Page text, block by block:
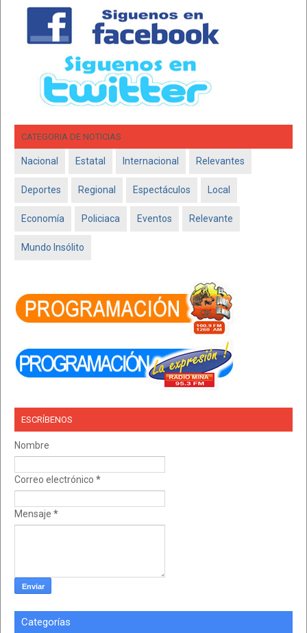
CATEGORIA DE NOTICIAS
Nacional Estatal Internacional Relevantes
Deportes Regional Espectáculos Local
Economía Policiaca Eventos Relevante
Mundo Insólito
ESCRÍBENOS
Nombre
Correo electrónico *
Mensaje *
Categorías